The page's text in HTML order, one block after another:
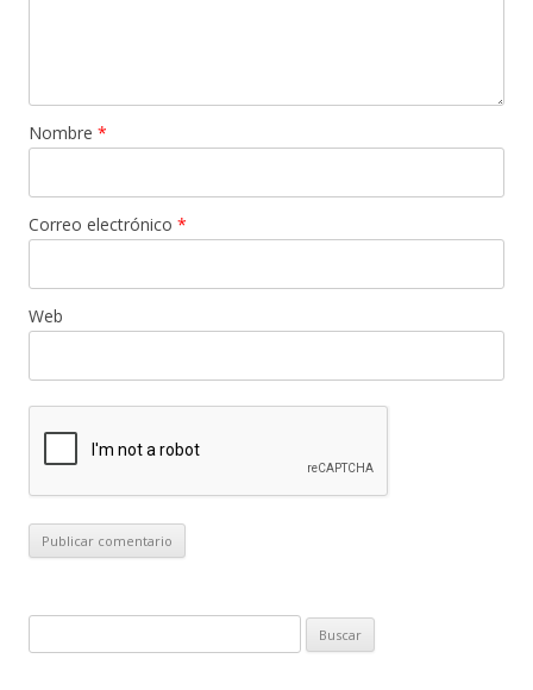
Nombre *
Correo electrónico *
Web
u